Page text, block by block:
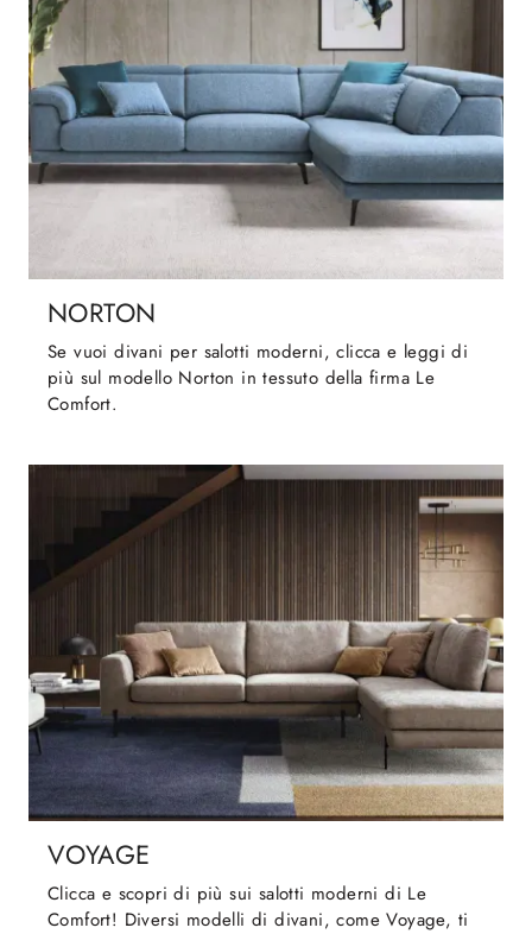
NORTON
Se vuoi divani per salotti moderni, clicca e leggi di
più sul modello Norton in tessuto della firma Le
Comfort.
VOYAGE
Clicca e scopri di più sui salotti moderni di Le
Comfort! Diversi modelli di divani, come Voyage, ti